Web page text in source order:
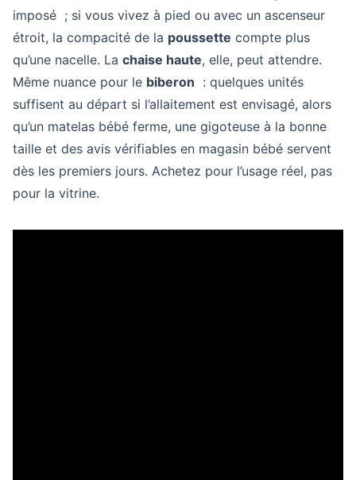
imposé ; si vous vivez à pied ou avec un ascenseur
étroit, la compacité de la poussette compte plus
qu’une nacelle. La chaise haute, elle, peut attendre.
Même nuance pour le biberon : quelques unités
suffisent au départ si l’allaitement est envisagé, alors
qu’un matelas bébé ferme, une gigoteuse à la bonne
taille et des avis vérifiables en magasin bébé servent
dès les premiers jours. Achetez pour l’usage réel, pas
pour la vitrine.